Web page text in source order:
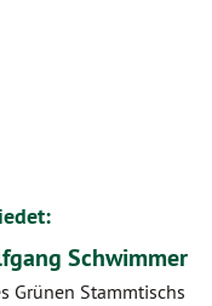
Schwimmer
Grünen Stammtischs